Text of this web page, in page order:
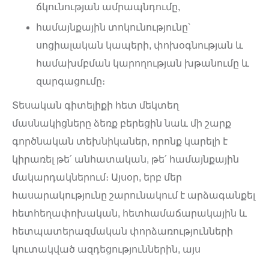
ճկունության ամրապնդումը,
համայնքային տոկունությունը՝
սոցիալական կապերի, փոխօգնության և
համախմբման կարողության խթանումը և
զարգացումը։
Տեսական գիտելիքի հետ մեկտեղ
մասնակիցները ձեռք բերեցին նաև մի շարք
գործնական տեխնիկաներ, որոնք կարելի է
կիրառել թե՛ անհատական, թե՛ համայնքային
մակարդակներում։ Այսօր, երբ մեր
հասարակությունը շարունակում է արձագանքել
հետհեղափոխական, հետհամաճարակային և
հետպատերազմական փորձառությունների
կուտակված ազդեցություններին, այս